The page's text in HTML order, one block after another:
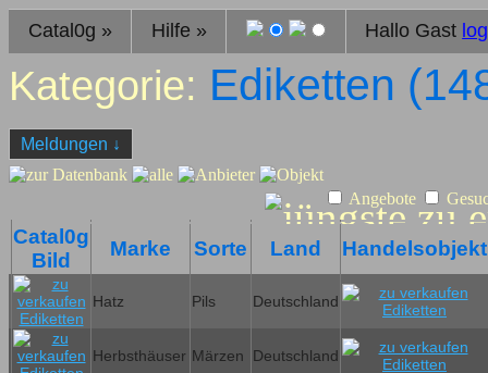
Catal0g » Hilfe » Hallo Gast
Kategorie: Ediketten (
Meldungen ↓
Angebote
Catal0g
Bild
Marke Sorte Land Handelsobjekt
Hatz Pils Deutschland
Herbsthäuser Märzen Deutschland